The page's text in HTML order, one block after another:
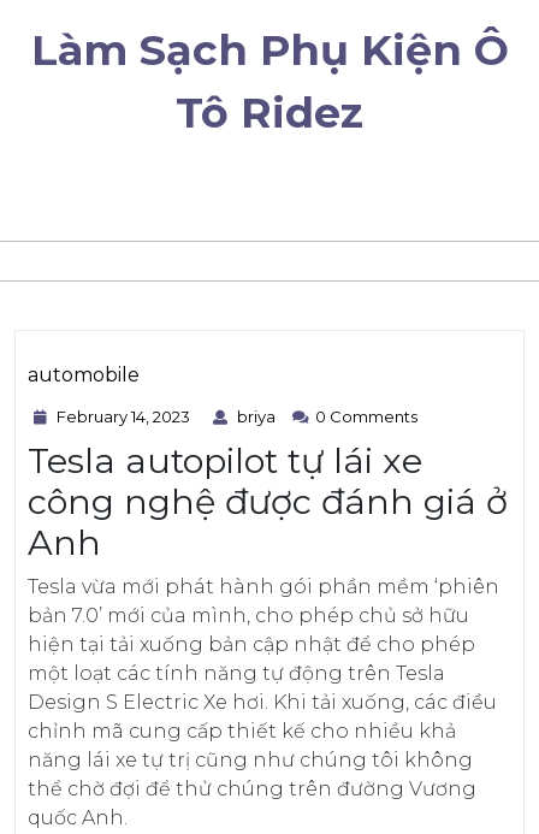
content
Làm Sạch Phụ Kiện Ô
Tô Ridez
automobile
Category
February 14, 2023
February
2023
briya briya0 Comments
Tesla autopilot tự lái xe
công nghệ được đánh giá ở
Anh
Tesla vừa mới phát hành gói phần mềm ‘phiên
bản 7.0’ mới của mình, cho phép chủ sở hữu
hiện tại tải xuống bản cập nhật để cho phép
một loạt các tính năng tự động trên Tesla
Design S Electric Xe hơi. Khi tải xuống, các điều
chỉnh mã cung cấp thiết kế cho nhiều khả
năng lái xe tự trị cũng như chúng tôi không
thể chờ đợi để thử chúng trên đường Vương
quốc Anh.